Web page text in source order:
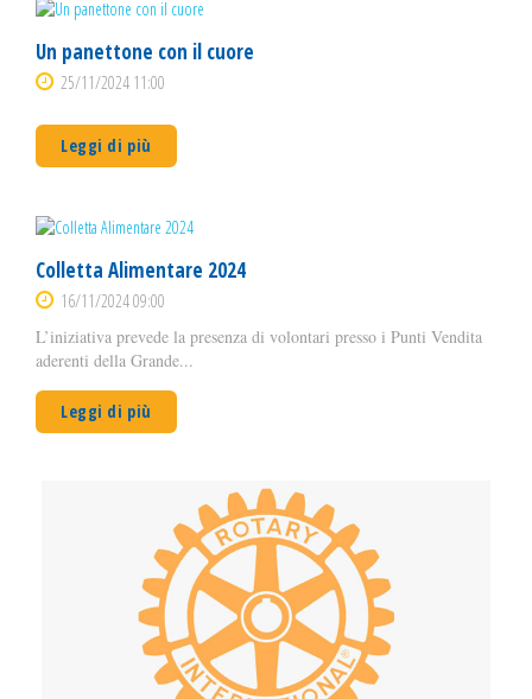
Un panettone con il cuore
25/11/2024 11:00
Leggi di più
Colletta Alimentare 2024
16/11/2024 09:00
L’iniziativa prevede la presenza di volontari presso i Punti Vendita
aderenti della Grande...
Leggi di più